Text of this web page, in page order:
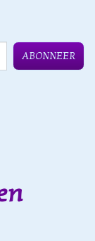
ABONNEER